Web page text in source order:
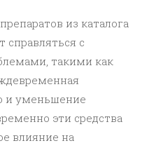
из каталога
справляться с
такими как
и уменьшение
эти средства
влияние на